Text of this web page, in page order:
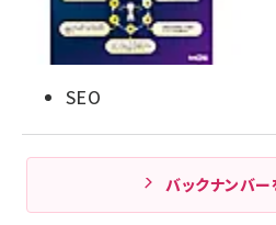
SEO
バックナンバー